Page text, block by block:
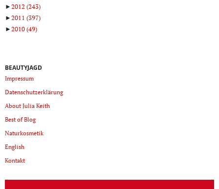
► 2012 (243)
► 2011 (397)
► 2010(49)
BEAUTYJAGD
Impressum
Datenschutzerklärung
About Julia Keith
Best of Blog
Naturkosmetik
English
Kontakt